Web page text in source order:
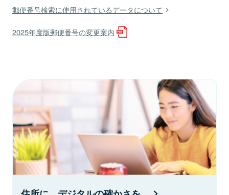
郵便番号検索に使用されているデータについて
2025年度版郵便番号の変更案内